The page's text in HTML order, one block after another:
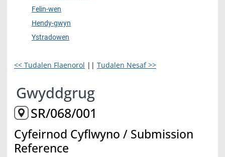
Felin-wen
Hendy-gwyn
Ystradowen
<< Tudalen Flaenorol || Tudalen Nesaf >>
Gwyddgrug
SR/068/001
Cyfeirnod Cyflwyno / Submission
Reference